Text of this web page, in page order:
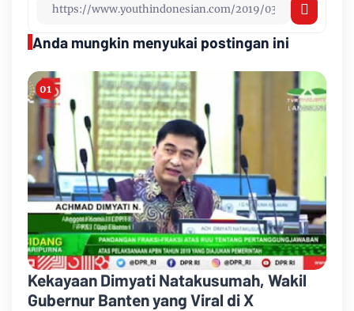
Anda mungkin menyukai postingan ini
Kekayaan Dimyati Natakusumah, Wakil
Gubernur Banten yang Viral di X